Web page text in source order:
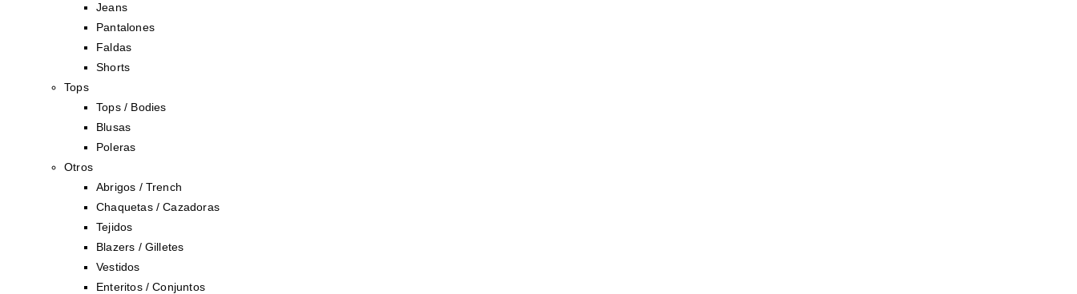
Jeans
Pantalones
Faldas
Shorts
Tops
Tops / Bodies
Blusas
Poleras
Otros
Abrigos / Trench
Chaquetas / Cazadoras
Tejidos
Blazers / Gilletes
Vestidos
Enteritos / Conjuntos